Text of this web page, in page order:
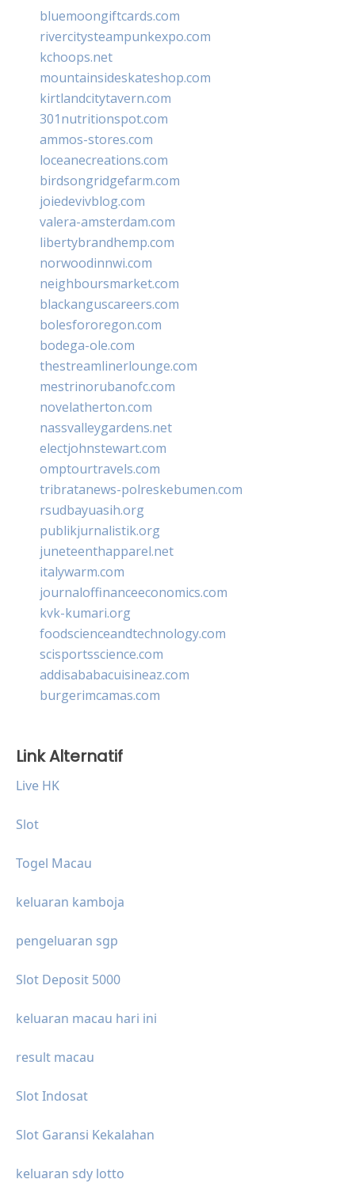
bluemoongiftcards.com
rivercitysteampunkexpo.com
kchoops.net
mountainsideskateshop.com
kirtlandcitytavern.com
301nutritionspot.com
ammos-stores.com
loceanecreations.com
birdsongridgefarm.com
joiedevivblog.com
valera-amsterdam.com
libertybrandhemp.com
norwoodinnwi.com
neighboursmarket.com
blackanguscareers.com
bolesfororegon.com
bodega-ole.com
thestreamlinerlounge.com
mestrinorubanofc.com
novelatherton.com
nassvalleygardens.net
electjohnstewart.com
omptourtravels.com
tribratanews-polreskebumen.com
rsudbayuasih.org
publikjurnalistik.org
juneteenthapparel.net
italywarm.com
journaloffinanceeconomics.com
kvk-kumari.org
foodscienceandtechnology.com
scisportsscience.com
addisababacuisineaz.com
burgerimcamas.com
Link Alternatif
Live HK
Slot
Togel Macau
keluaran kamboja
pengeluaran sgp
Slot Deposit 5000
keluaran macau hari ini
result macau
Slot Indosat
Slot Garansi Kekalahan
keluaran sdy lotto